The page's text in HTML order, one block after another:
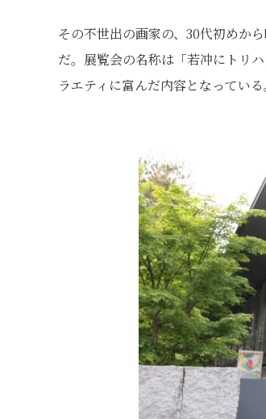
その不世出の画家の、30代初めか
だ。展覧会の名称は「若冲にトリ
ラエティに富んだ内容となっている